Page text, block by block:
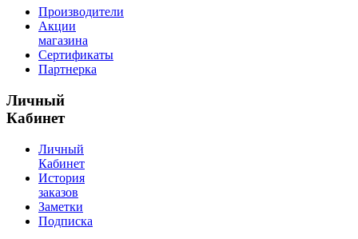
Производители
Акции
магазина
Сертификаты
Партнерка
Личный
Кабинет
Личный
Кабинет
История
заказов
Заметки
Подписка